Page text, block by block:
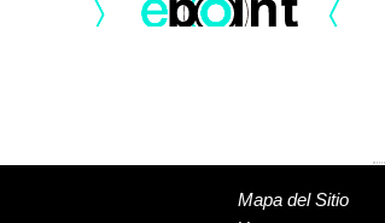
Mapa del Sitio